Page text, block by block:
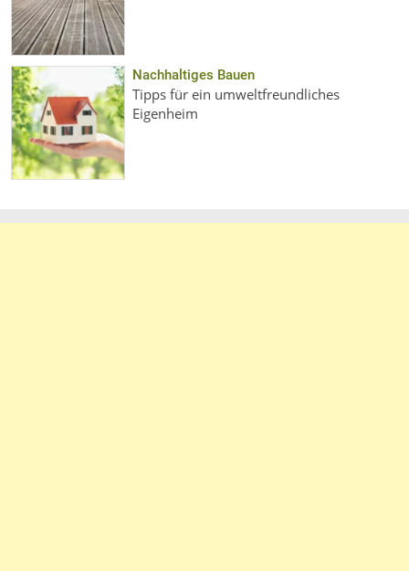
Nachhaltiges Bauen
Tipps für ein umweltfreundliches
Eigenheim